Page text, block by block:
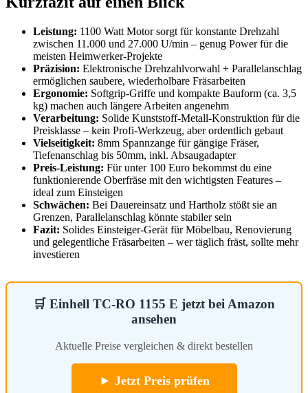
Leistung: 1100 Watt Motor sorgt für konstante Drehzahl
zwischen 11.000 und 27.000 U/min – genug Power für die
meisten Heimwerker-Projekte
Präzision: Elektronische Drehzahlvorwahl + Parallelanschlag
ermöglichen saubere, wiederholbare Fräsarbeiten
Ergonomie: Softgrip-Griffe und kompakte Bauform (ca. 3,5
kg) machen auch längere Arbeiten angenehm
Verarbeitung: Solide Kunststoff-Metall-Konstruktion für die
Preisklasse – kein Profi-Werkzeug, aber ordentlich gebaut
Vielseitigkeit: 8mm Spannzange für gängige Fräser,
Tiefenanschlag bis 50mm, inkl. Absaugadapter
Preis-Leistung: Für unter 100 Euro bekommst du eine
funktionierende Oberfräse mit den wichtigsten Features –
ideal zum Einsteigen
Schwächen: Bei Dauereinsatz und Hartholz stößt sie an
Grenzen, Parallelanschlag könnte stabiler sein
Fazit: Solides Einsteiger-Gerät für Möbelbau, Renovierung
und gelegentliche Fräsarbeiten – wer täglich fräst, sollte mehr
investieren
🛒 Einhell TC-RO 1155 E jetzt bei Amazon
ansehen
Aktuelle Preise vergleichen & direkt bestellen
► Jetzt Preis prüfen